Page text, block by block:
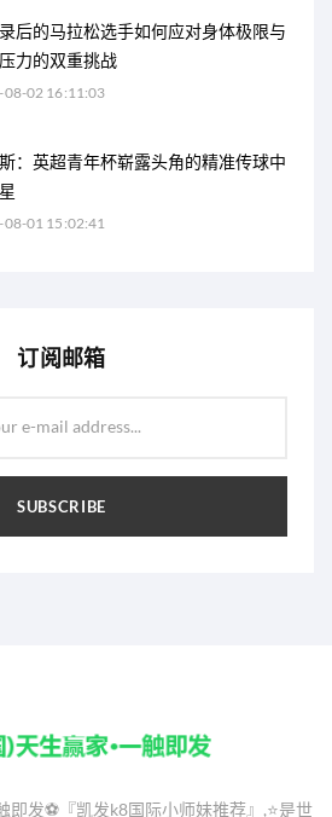
后的马拉松选手如何应对身体极限与
力的双重挑战
08-02 16:11:03
：英超青年杯崭露头角的精准传球中
08-01 15:02:41
订阅邮箱
e-mail address...
SUBSCRIBE
即发⚽️『凯发k8国际小师妹推荐』,⭐️是世